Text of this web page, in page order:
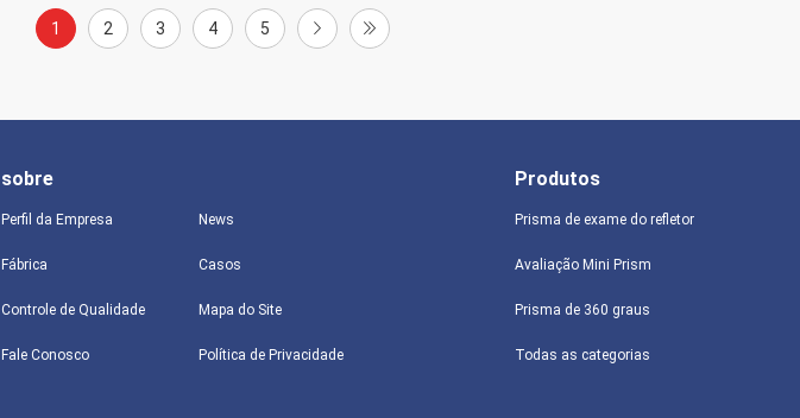
1 2 3 4 5
sobre
Perfil da Empresa
Fábrica
Controle de Qualidade
Fale Conosco
News
Casos
Mapa do Site
Política de Privacidade
Produtos
Prisma de exame do refletor
Avaliação Mini Prism
Prisma de 360 graus
Todas as categorias